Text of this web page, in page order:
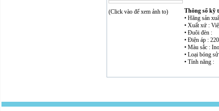
(Click vào để xem ảnh to)
Thông số kỹ
• Hãng sản
• Xuất xứ :
• Đuôi đèn :
• Điện áp :
• Màu sắc :
• Loại bóng
• Tính năng :